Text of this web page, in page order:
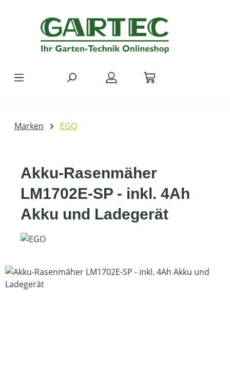
Marken EGO
Akku-Rasenmäher
LM1702E-SP - inkl. 4Ah
Akku und Ladegerät
Bildergalerie überspringen